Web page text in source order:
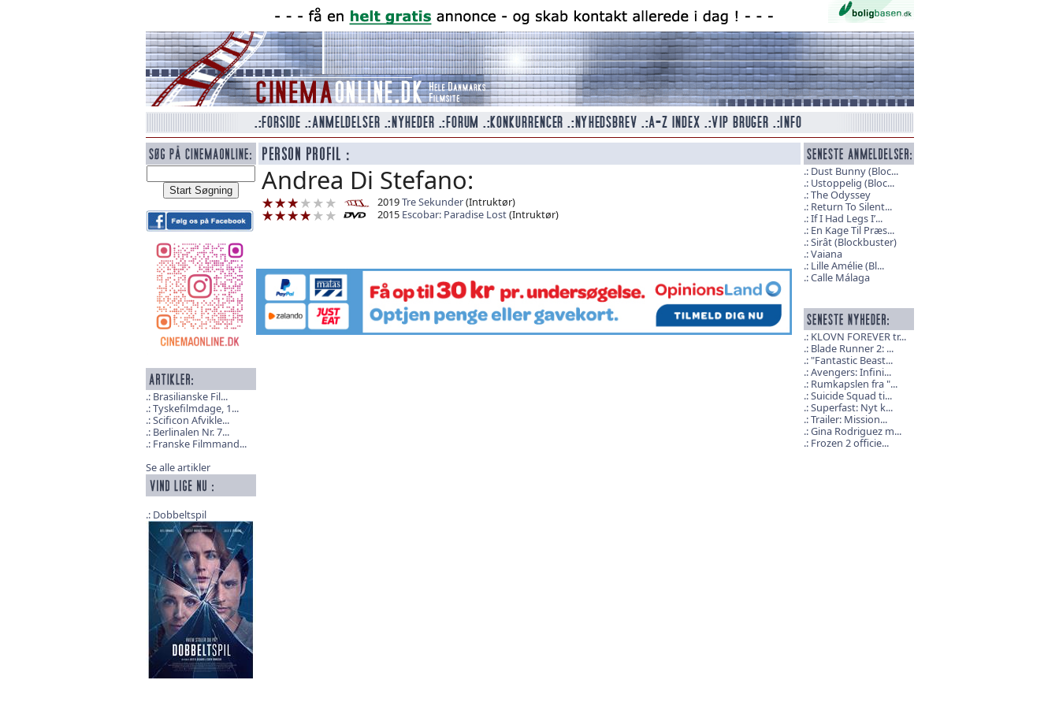
Brasilianske Fil...
Tyskefilmdage, 1...
Scificon Afvikle...
Berlinalen Nr. 7...
Franske Filmmand...
Se alle artikler
Dobbeltspil
Andrea Di Stefano:
2019Tre Sekunder(Intruktør)
2015 Escobar: Paradise Lost(Intruktør)
Dust Bunny (Bloc...
Ustoppelig (Bloc...
The Odyssey
Return To Silent...
If I Had Legs I’...
En Kage Til Præs...
Sirât (Blockbuster)
Vaiana
Lille Amélie (Bl...
Calle Málaga
KLOVN FOREVER tr...
Blade Runner 2: ...
"Fantastic Beast...
Avengers: Infini...
Rumkapslen fra "...
Suicide Squad ti...
Superfast: Nyt k...
Trailer: Mission...
Gina Rodriguez m...
Frozen 2 officie...